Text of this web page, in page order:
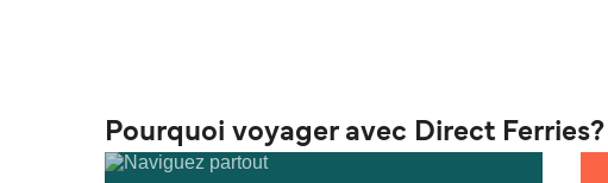
Pourquoi voyager avec Direct Ferries?